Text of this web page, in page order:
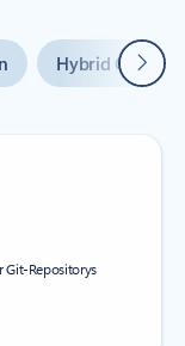
Hybrid Cloud
Weiter
Git-Repositorys